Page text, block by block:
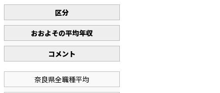
区分
おおよその平均年収
コメント
奈良県全職種平均